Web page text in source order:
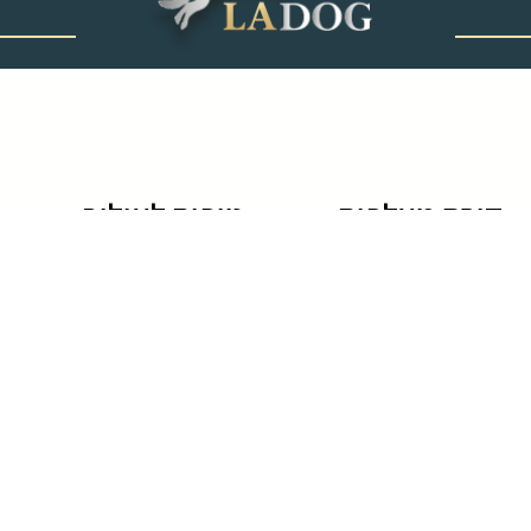
‎ ‎ ‎ ‎ ‎ ‎ ‎ ‎ ‎ ‎ ‎ ‎ ‎
קורס מאלפים טיפים לאילוף